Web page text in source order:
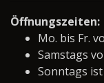
Öffnungszeiten:
Mo. bis Fr.
Samstags
Sonntags